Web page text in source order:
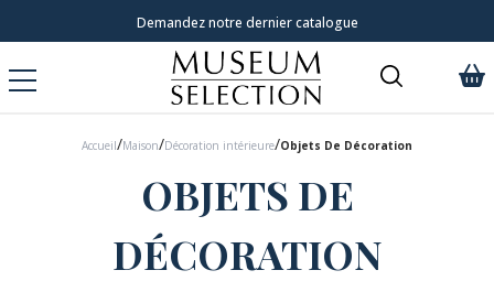
Livraison à domicile 9,95 €
Accueil/Maison/Décoration intérieure/Objets De Décoration
OBJETS DE
DÉCORATION